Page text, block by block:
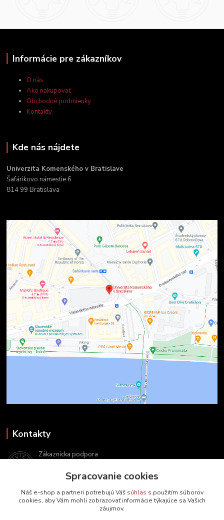
Informácie pre zákazníkov
O nás
Ako nakupovať
Obchodné podmienky
Kontakty
Kde nás nájdete
Univerzita Komenského v Bratislave
Šafárikovo námestie 6
814 99 Bratislava
Kontakty
Zákaznícka podpora
(Po-Pia, 8-16 hod.)
ukveda@uniba.sk
Spracovanie cookies
Náš e-shop a partneri potrebujú Váš súhlas s použitím súborov
cookies, aby Vám mohli zobrazovať informácie týkajúce sa Vašich
záujmov.